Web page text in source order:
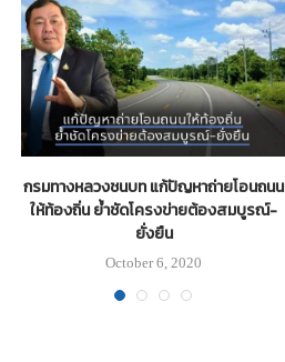
กรมทางหลวงชนบท แก้ปัญหาถ่ายโอนถนน
ให้ท้องถิ่น ย้ำชัดโครงข่ายต้องสมบูรณ์-
ยั่งยืน
October 6, 2020